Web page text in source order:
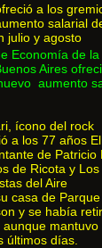
a los
salarial
julio y agosto
Economía de la
Aires
aumento
ícono del rock
a los 77 años El
de Patricio
de Ricota y Los
del Aire
casa de Parque
y se había
mantuvo
últimos días.